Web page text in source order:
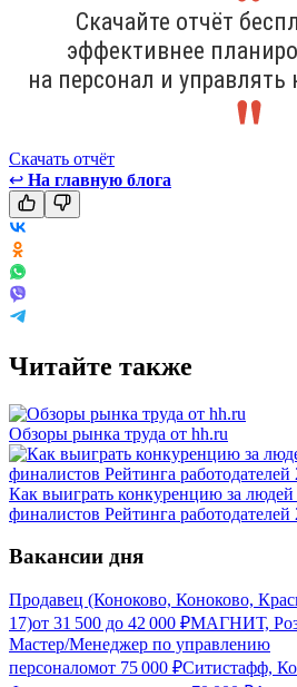
Скачайте отчёт
эффективнее
на персонал и
Скачать отчёт
↩ На главную блога
Читайте также
Обзоры рынка труда от hh.ru
Как выиграть конкуренцию за
финалистов Рейтинга работодателей
Вакансии дня
Продавец (Коноково, Коноково,
17)от 31 500 до 42 000 ₽МАГНИТ,
Мастер/Менеджер по управлению
персоналомот 75 000 ₽Ситистафф,